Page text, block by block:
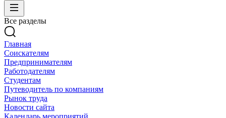
Все разделы
Главная
Соискателям
Предпринимателям
Работодателям
Студентам
Путеводитель по компаниям
Рынок труда
Новости сайта
Календарь мероприятий